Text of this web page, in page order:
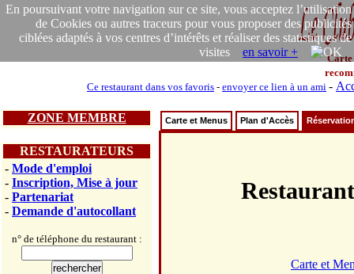
En poursuivant votre navigation sur ce site, vous acceptez l’utilisation
de Cookies ou autres traceurs pour vous proposer des publicités
ciblées adaptés à vos centres d’intérêts et réaliser des statistiques de
visites en savoir +
Carte
Ce restaurant dans vos favoris - envoyer ce lien à un ami -
ZONE MEMBRE
RESTAURATEURS
- Mode d'emploi
- Inscription, Mise à jour
- Partenariat
- Demande d'autocollant
n° de téléphone du restaurant :
Carte et Menus Plan d'Accès
Carte et